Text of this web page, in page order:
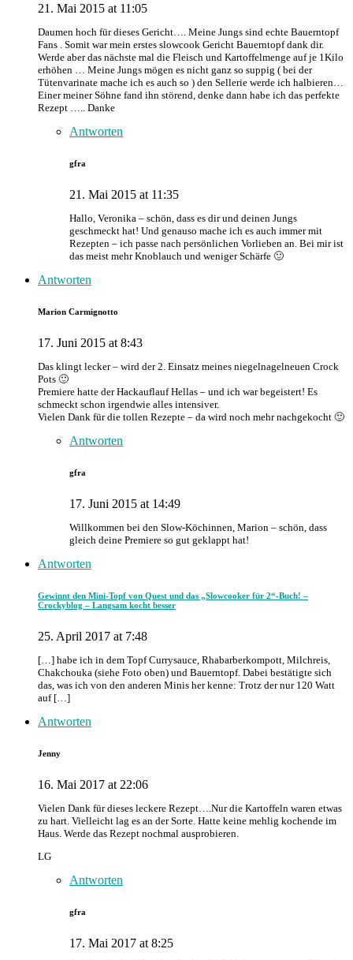
21. Mai 2015 at 11:05
Daumen hoch für dieses Gericht…. Meine Jungs sind echte Bauerntopf
Fans . Somit war mein erstes slowcook Gericht Bauerntopf dank dir.
Werde aber das nächste mal die Fleisch und Kartoffelmenge auf je 1Kilo
erhöhen … Meine Jungs mögen es nicht ganz so suppig ( bei der
Tütenvarinate mache ich es auch so ) den Sellerie werde ich halbieren…
Einer meiner Söhne fand ihn störend, denke dann habe ich das perfekte
Rezept ….. Danke
Antworten
gfra
21. Mai 2015 at 11:35
Hallo, Veronika – schön, dass es dir und deinen Jungs
geschmeckt hat! Und genauso mache ich es auch immer mit
Rezepten – ich passe nach persönlichen Vorlieben an. Bei mir ist
das meist mehr Knoblauch und weniger Schärfe 🙂
Antworten
Marion Carmignotto
17. Juni 2015 at 8:43
Das klingt lecker – wird der 2. Einsatz meines niegelnagelneuen Crock
Pots 🙂
Premiere hatte der Hackauflauf Hellas – und ich war begeistert! Es
schmeckt schon irgendwie alles intensiver.
Vielen Dank für die tollen Rezepte – da wird noch mehr nachgekocht 🙂
Antworten
gfra
17. Juni 2015 at 14:49
Willkommen bei den Slow-Köchinnen, Marion – schön, dass
gleich deine Premiere so gut geklappt hat!
Antworten
Gewinnt den Mini-Topf von Quest und das „Slowcooker für 2“-Buch! –
Crockyblog – Langsam kocht besser
25. April 2017 at 7:48
[…] habe ich in dem Topf Currysauce, Rhabarberkompott, Milchreis,
Chakchouka (siehe Foto oben) und Bauerntopf. Dabei bestätigte sich
das, was ich von den anderen Minis her kenne: Trotz der nur 120 Watt
auf […]
Antworten
Jenny
16. Mai 2017 at 22:06
Vielen Dank für dieses leckere Rezept….Nur die Kartoffeln waren etwas
zu hart. Vielleicht lag es an der Sorte. Hatte keine mehlig kochende im
Haus. Werde das Rezept nochmal ausprobieren.
LG
Antworten
gfra
17. Mai 2017 at 8:25